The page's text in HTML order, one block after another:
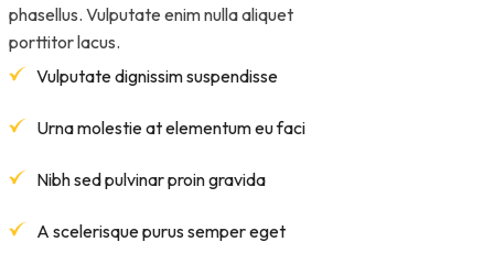
phasellus. Vulputate enim nulla aliquet
porttitor lacus.
Vulputate dignissim suspendisse
Urna molestie at elementum eu faci
Nibh sed pulvinar proin gravida
A scelerisque purus semper eget